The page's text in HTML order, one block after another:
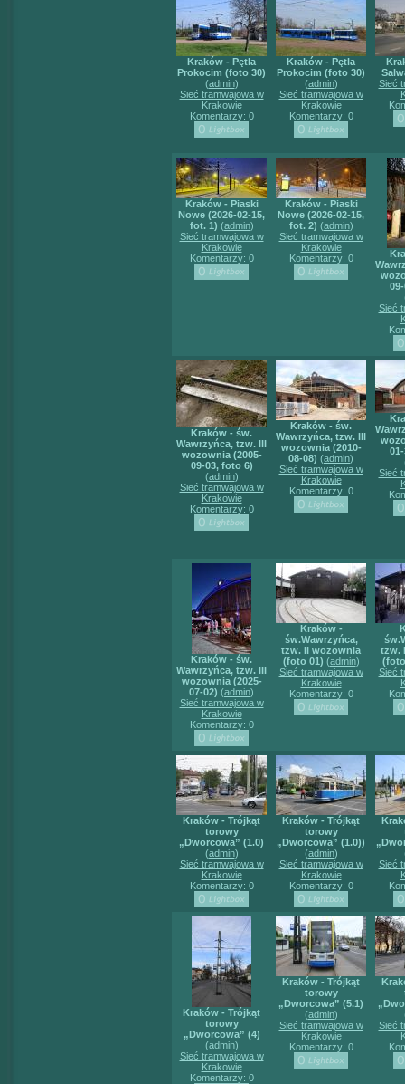
Kraków - Pętla
Prokocim (foto 30)
(admin)
Sieć tramwajowa w
Krakowie
Komentarzy: 0
Kraków - Pętla
Prokocim (foto 30)
(admin)
Sieć tramwajowa w
Krakowie
Komentarzy: 0
Sieć
Kraków - Piaski
Nowe (2026-02-15,
fot. 1) (admin)
Sieć tramwajowa w
Krakowie
Komentarzy: 0
Kraków - Piaski
Nowe (2026-02-15,
fot. 2) (admin)
Sieć tramwajowa w
Krakowie
Komentarzy: 0
Sieć
Kraków - św.
Wawrzyńca, tzw. III
wozownia (2005-
09-03, foto 6)
(admin)
Sieć tramwajowa w
Krakowie
Komentarzy: 0
Kraków - św.
Wawrzyńca, tzw. III
wozownia (2010-
08-08) (admin)
Sieć tramwajowa w
Krakowie
Komentarzy: 0
Sieć
Kraków - św.
Wawrzyńca, tzw. III
wozownia (2025-
07-02) (admin)
Sieć tramwajowa w
Krakowie
Komentarzy: 0
Kraków -
św.Wawrzyńca,
tzw. II wozownia
(foto 01) (admin)
Sieć tramwajowa w
Krakowie
Komentarzy: 0
tzw.
Sieć
Kraków - Trójkąt
torowy
„Dworcowa” (1.0)
(admin)
Sieć tramwajowa w
Krakowie
Komentarzy: 0
Kraków - Trójkąt
torowy
„Dworcowa” (1.0))
(admin)
Sieć tramwajowa w
Krakowie
Komentarzy: 0
Sieć
Kraków - Trójkąt
torowy
„Dworcowa” (4)
(admin)
Sieć tramwajowa w
Krakowie
Komentarzy: 0
Kraków - Trójkąt
torowy
„Dworcowa” (5.1)
(admin)
Sieć tramwajowa w
Krakowie
Komentarzy: 0
Sieć